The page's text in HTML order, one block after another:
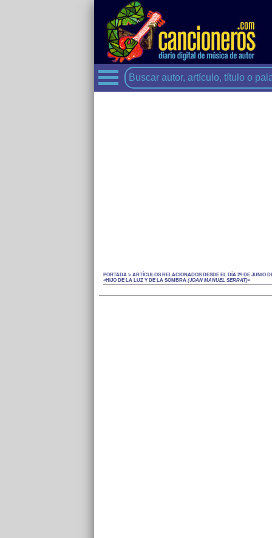
PORTADA > ARTÍCULOS RELACIONADOS DESDE EL DÍA 29 DE JUNIO
«HIJO DE LA LUZ Y DE LA SOMBRA(JOAN MANUEL SERRAT)»